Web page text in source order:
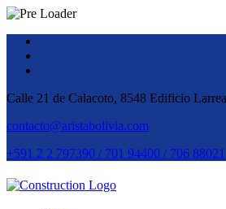
Calle 21 de Calacoto, 8548 Edificio
contacto@aristabolivia.com
+591 2 2 797390 / 701 94400 / 706 88021